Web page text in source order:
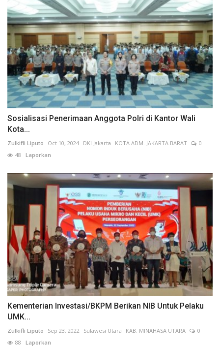
Sosialisasi Penerimaan Anggota Polri di Kantor Wali
Kota...
Zulkifli Liputo Oct 10, 2024 DKI Jakarta KOTA ADM. JAKARTA BARAT
0
48 Laporkan
Kementerian Investasi/BKPM Berikan NIB Untuk Pelaku
UMK...
Zulkifli Liputo Sep 23, 2022 Sulawesi Utara KAB. MINAHASA UTARA
0
88 Laporkan